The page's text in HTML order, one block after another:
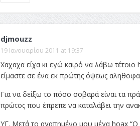
djmouzz
19 Ιανουαρίου 2011 at 19:37
Χαχαχα είχα κι εγώ καιρό να λάβω τέτοιο
είμαστε σε ένα εκ πρώτης όψεως
Για να δείξω το πόσο σοβαρά είναι τα
πρώτος που έπρεπε να καταλάβει την
ΥΓ. Μετά το αγαπημένο μου μέγα hoax “Ο